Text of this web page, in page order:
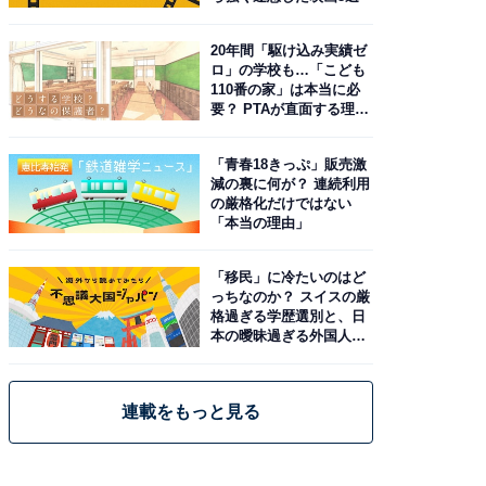
20年間「駆け込み実績ゼ
ロ」の学校も…「こども
110番の家」は本当に必
要？ PTAが直面する理想
「青春18きっぷ」販売激
減の裏に何が？ 連続利用
の厳格化だけではない
「本当の理由」
「移民」に冷たいのはど
っちなのか？ スイスの厳
格過ぎる学歴選別と、日
本の曖昧過ぎる外国人政
連載をもっと見る